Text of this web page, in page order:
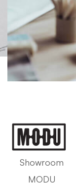
Showroom
MODU